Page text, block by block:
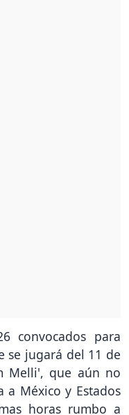
convocados para
se jugará del 11 de
Melli', que aún no
a México y Estados
horas rumbo a